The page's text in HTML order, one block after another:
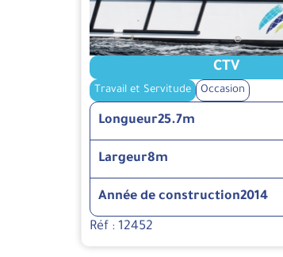
CTV
Travail et Servitude Occasion
Longueur25.7m
Largeur8m
Année de construction2014
Réf : 12452